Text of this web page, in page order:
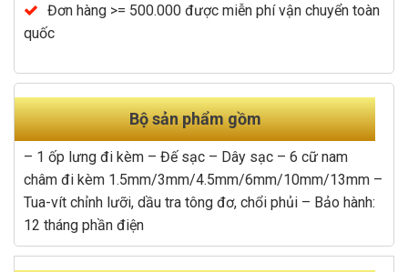
Đơn hàng >= 500.000 được miễn phí vận chuyển toàn
quốc
Bộ sản phẩm gồm
– 1 ốp lưng đi kèm – Đế sạc – Dây sạc – 6 cữ nam
châm đi kèm 1.5mm/3mm/4.5mm/6mm/10mm/13mm –
Tua-vít chỉnh lưỡi, dầu tra tông đơ, chổi phủi – Bảo hành:
12 tháng phần điện